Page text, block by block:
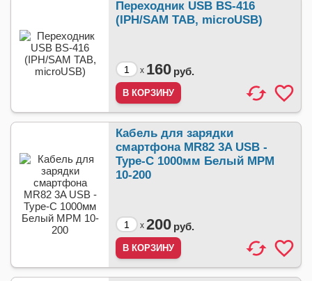
Переходник USB BS-416
(IPH/SAM TAB, microUSB)
x 160 руб.
Кабель для зарядки
смартфона MR82 3A USB -
Type-C 1000мм Белый МРМ
10-200
x 200 руб.